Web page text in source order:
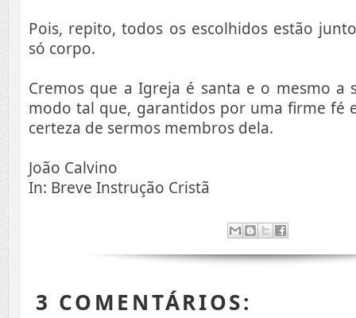
Pois, repito, todos os escolhidos estão
só corpo.
Cremos que a Igreja é santa e o mesmo a
modo tal que, garantidos por uma firme fé
certeza de sermos membros dela.
João Calvino
In: Breve Instrução Cristã
3 COMENTÁRIOS: